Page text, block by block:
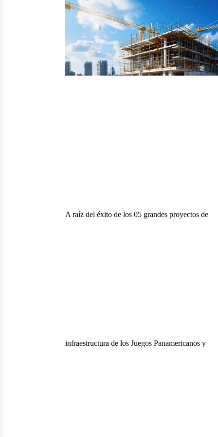
A raíz del éxito de los 05 grandes proyectos de
infraestructura de los Juegos Panamericanos y